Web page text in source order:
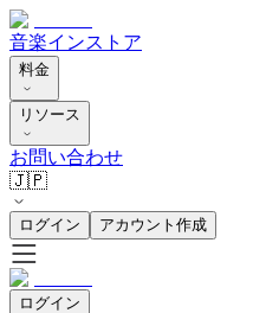
音楽インストア
料金
リソース
お問い合わせ
🇯🇵
ログイン アカウント作成
ログイン